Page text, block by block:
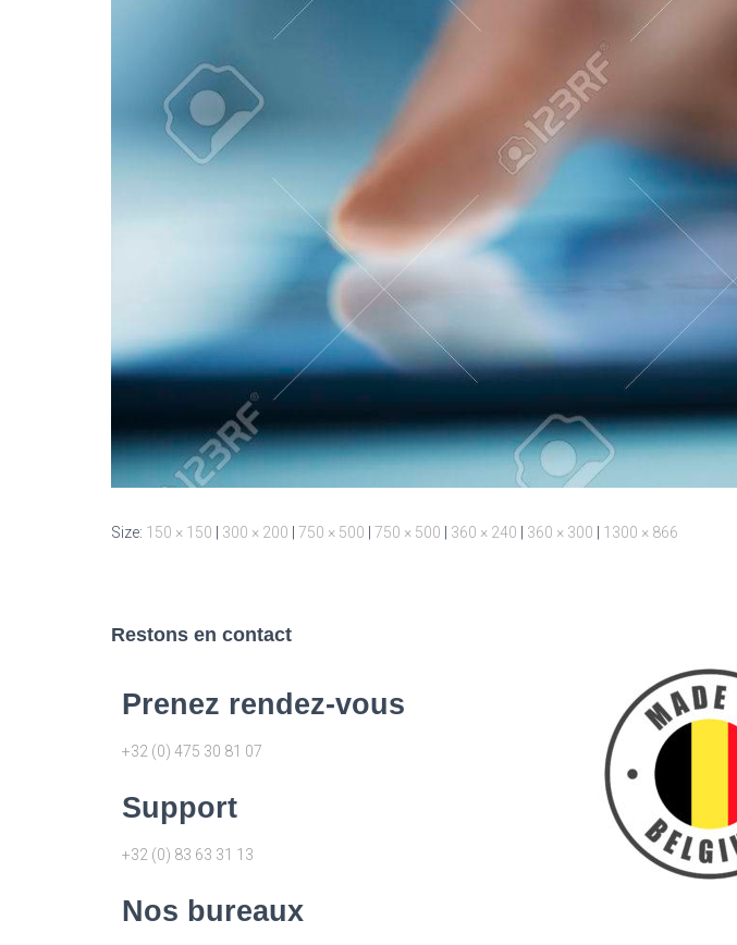
Size: 150 × 150 300 × 200 750 × 500 750 × 500 360 × 240 360 × 300 1300 × 866
Restons en contact
Prenez rendez-vous
+32 (0) 475 30 81 07
Support
+32 (0) 83 63 31 13
Nos bureaux